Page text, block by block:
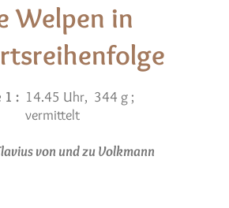
Welpen in
1 : 14.45 Uhr, 344 g ;
vermittelt
von und zu Volkmann